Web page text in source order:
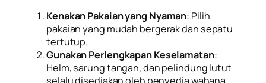
Kenakan Pakaian yang Nyaman: Pilih
pakaian yang mudah bergerak dan sepatu
tertutup.
Gunakan Perlengkapan Keselamatan:
Helm, sarung tangan, dan pelindung lutut